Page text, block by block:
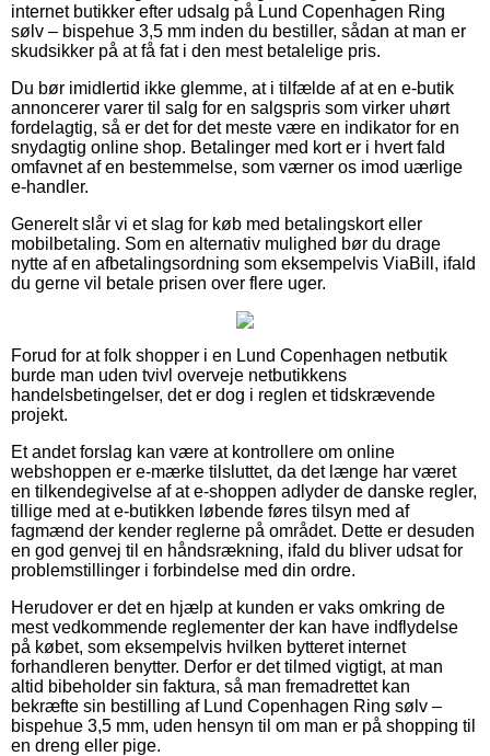
internet butikker efter udsalg på Lund Copenhagen Ring
sølv – bispehue 3,5 mm inden du bestiller, sådan at man er
skudsikker på at få fat i den mest betalelige pris.
Du bør imidlertid ikke glemme, at i tilfælde af at en e-butik
annoncerer varer til salg for en salgspris som virker uhørt
fordelagtig, så er det for det meste være en indikator for en
snydagtig online shop. Betalinger med kort er i hvert fald
omfavnet af en bestemmelse, som værner os imod uærlige
e-handler.
Generelt slår vi et slag for køb med betalingskort eller
mobilbetaling. Som en alternativ mulighed bør du drage
nytte af en afbetalingsordning som eksempelvis ViaBill, ifald
du gerne vil betale prisen over flere uger.
Forud for at folk shopper i en Lund Copenhagen netbutik
burde man uden tvivl overveje netbutikkens
handelsbetingelser, det er dog i reglen et tidskrævende
projekt.
Et andet forslag kan være at kontrollere om online
webshoppen er e-mærke tilsluttet, da det længe har været
en tilkendegivelse af at e-shoppen adlyder de danske regler,
tillige med at e-butikken løbende føres tilsyn med af
fagmænd der kender reglerne på området. Dette er desuden
en god genvej til en håndsrækning, ifald du bliver udsat for
problemstillinger i forbindelse med din ordre.
Herudover er det en hjælp at kunden er vaks omkring de
mest vedkommende reglementer der kan have indflydelse
på købet, som eksempelvis hvilken bytteret internet
forhandleren benytter. Derfor er det tilmed vigtigt, at man
altid bibeholder sin faktura, så man fremadrettet kan
bekræfte sin bestilling af Lund Copenhagen Ring sølv –
bispehue 3,5 mm, uden hensyn til om man er på shopping til
en dreng eller pige.